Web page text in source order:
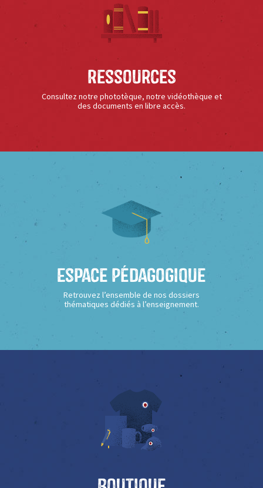
Ressources
Consultez notre phototèque, notre vidéothèque et
des documents en libre accès.
Espace Pédagogique
Retrouvez l’ensemble de nos dossiers
thématiques dédiés à l’enseignement.